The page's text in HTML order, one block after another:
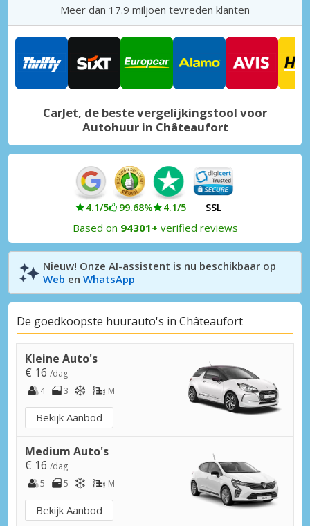
Meer dan 17.9 miljoen tevreden klanten
CarJet, de beste vergelijkingstool voor
Autohuur in Châteaufort
4.1/5 99.68% 4.1/5 SSL
Based on 94301+ verified reviews
Nieuw! Onze AI-assistent is nu beschikbaar op
Web en WhatsApp
De goedkoopste huurauto's in Châteaufort
Kleine Auto's
€ 16 /dag
4
3 M
Bekijk Aanbod
Medium Auto's
€ 16 /dag
5
5 M
Bekijk Aanbod